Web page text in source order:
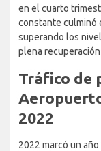
en el cuarto
constante culminó
superando los
plena
Tráfico de
2022
2022 marcó un